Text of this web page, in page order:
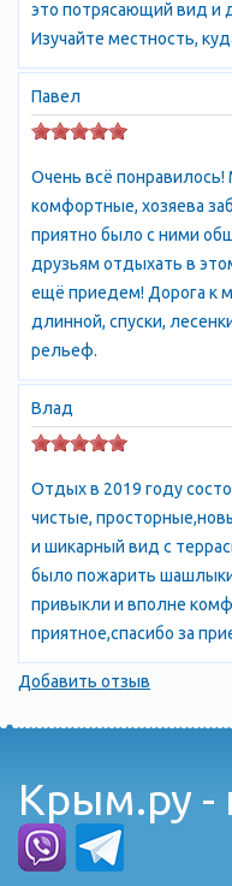
посёлках с
Крыма, в 12 км к Ю.-З. от
типа. Лето очень тёплое
зима мягкая (средняя
мм в год. Лечебные
и углекислые ванны;
ноябрь). Санаторий для
астмой, хронической
нефрита. Дома отдыха,
купальный — с июня по
это потрясающий вид и
Изучайте местность,
Павел
Очень всё
комфортные, хозяева
приятно было с ними
друзьям отдыхать в
ещё приедем! Дорога к
длинной, спуски,
рельеф.
Влад
Отдых в 2019 году
чистые,
и шикарный вид с
было пожарить
привыкли и вполне
приятное,спасибо за
Добавить отзыв
Крым.ру -